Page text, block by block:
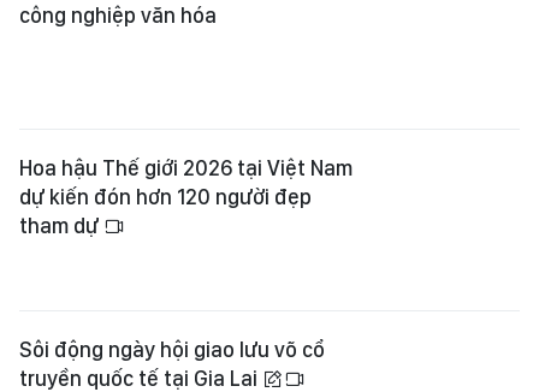
công nghiệp văn hóa
Hoa hậu Thế giới 2026 tại Việt Nam
dự kiến đón hơn 120 người đẹp
tham dự
Sôi động ngày hội giao lưu võ cổ
truyền quốc tế tại Gia Lai